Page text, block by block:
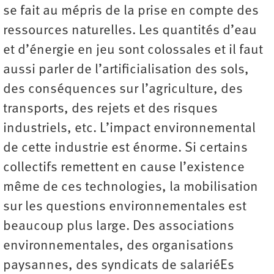
se fait au mépris de la prise en compte des
ressources naturelles. Les quantités d’eau
et d’énergie en jeu sont colossales et il faut
aussi parler de l’artificialisation des sols,
des conséquences sur l’agriculture, des
transports, des rejets et des risques
industriels, etc. L’impact environnemental
de cette industrie est énorme. Si certains
collectifs remettent en cause l’existence
même de ces technologies, la mobilisation
sur les questions environnementales est
beaucoup plus large. Des associations
environnementales, des organisations
paysannes, des syndicats de salariéEs